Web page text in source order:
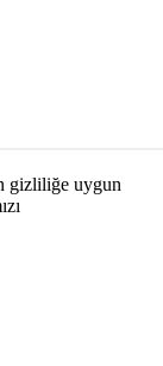
gizliliğe uygun